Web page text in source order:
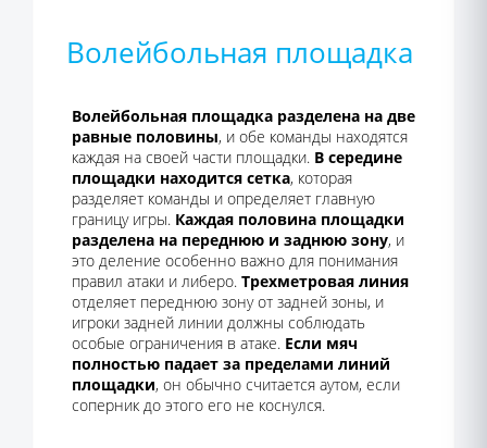
Волейбольная площадка
Волейбольная площадка разделена на две
равные половины, и обе команды находятся
каждая на своей части площадки. В середине
площадки находится сетка, которая
разделяет команды и определяет главную
границу игры. Каждая половина площадки
разделена на переднюю и заднюю зону, и
это деление особенно важно для понимания
правил атаки и либеро. Трехметровая линия
отделяет переднюю зону от задней зоны, и
игроки задней линии должны соблюдать
особые ограничения в атаке. Если мяч
полностью падает за пределами линий
площадки, он обычно считается аутом, если
соперник до этого его не коснулся.